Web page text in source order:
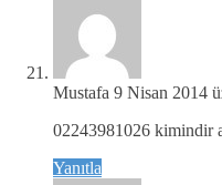
Mustafa 9 Nisan 2014
02243981026 kimindir
Yanıtla